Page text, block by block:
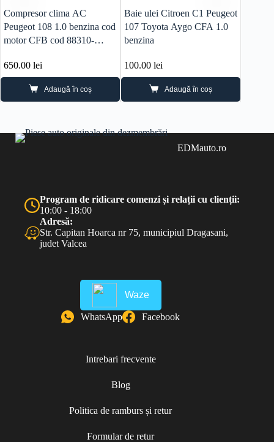
Compresor clima AC
Peugeot 108 1.0 benzina cod
motor CFB cod 88310-
650.00 lei
Adaugă în coș
Baie ulei Citroen C1 Peugeot
107 Toyota Aygo CFA 1.0
benzina
100.00lei
Adaugă în coș
EDMauto.ro
Program de ridicare comenzi și relații cu clienții:
10:00 - 18:00
Adresă:
Str. Capitan Hoarca nr 75, municipiul Dragasani,
judet Valcea
Waze
WhatsApp Facebook
Intrebari frecvente
Blog
Politica de ramburs și retur
Formular de retur